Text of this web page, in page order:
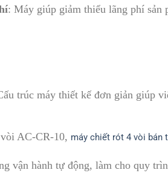
: Máy giúp giảm thiểu lãng phí sản
trúc máy thiết kế đơn giản giúp
AC-CR-10, máy chiết rót 4 vòi bán
vận hành tự động, làm cho quy